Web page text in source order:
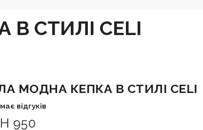
СТИЛІ CELI
МОДНА КЕПКА В СТИЛІ CELI
відгуків
950